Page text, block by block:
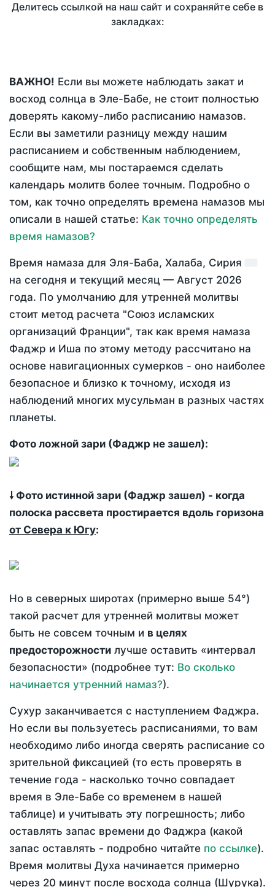
Делитесь ссылкой на наш сайт и сохраняйте себе в
закладках:
ВАЖНО! Если вы можете наблюдать закат и
восход солнца в Эле-Бабе, не стоит полностью
доверять какому-либо расписанию намазов.
Если вы заметили разницу между нашим
расписанием и собственным наблюдением,
сообщите нам, мы постараемся сделать
календарь молитв более точным. Подробно о
том, как точно определять времена намазов мы
описали в нашей статье: Как точно определять
время намазов?
Время намаза для Эля-Баба, Халаба, Сирия
на сегодня и текущий месяц — Август 2026
года. По умолчанию для утренней молитвы
стоит метод расчета "Союз исламских
организаций Франции", так как время намаза
Фаджр и Иша по этому методу рассчитано на
основе навигационных сумерков - оно наиболее
безопасное и близко к точному, исходя из
наблюдений многих мусульман в разных частях
планеты.
Фото ложной зари (Фаджр не зашел):
🠗 Фото истинной зари (Фаджр зашел) - когда
полоска рассвета простирается вдоль горизона
от Севера к Югу:
Но в северных широтах (примерно выше 54°)
такой расчет для утренней молитвы может
быть не совсем точным и в целях
предосторожности лучше оставить «интервал
безопасности» (подробнее тут: Во сколько
начинается утренний намаз?).
Сухур заканчивается с наступлением Фаджра.
Но если вы пользуетесь расписаниями, то вам
необходимо либо иногда сверять расписание со
зрительной фиксацией (то есть проверять в
течение года - насколько точно совпадает
время в Эле-Бабе со временем в нашей
таблице) и учитывать эту погрешность; либо
оставлять запас времени до Фаджра (какой
запас оставлять - подробно читайте по ссылке).
Время молитвы Духа начинается примерно
через 20 минут после восхода солнца (Шурука).